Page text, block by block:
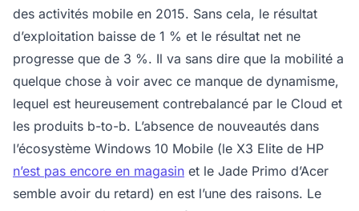
des activités mobile en 2015. Sans cela, le résultat
d’exploitation baisse de 1 % et le résultat net ne
progresse que de 3 %. Il va sans dire que la mobilité a
quelque chose à voir avec ce manque de dynamisme,
lequel est heureusement contrebalancé par le Cloud et
les produits b-to-b. L’absence de nouveautés dans
l’écosystème Windows 10 Mobile (le X3 Elite de HP
n’est pas encore en magasin et le Jade Primo d’Acer
semble avoir du retard) en est l’une des raisons. Le